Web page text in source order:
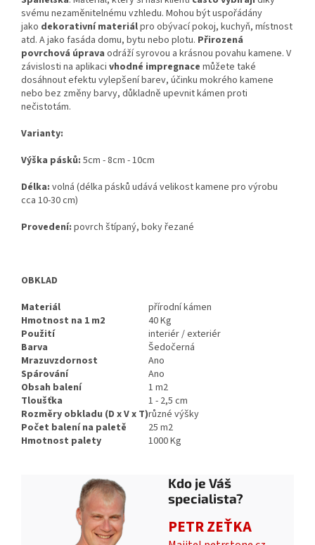
svému nezaměnitelnému vzhledu. Mohou být uspořádány
jako dekorativní materiálpro obývací pokoj, kuchyň, místnost
atd. A jako fasáda domu, bytu nebo plotu. Přirozená
povrchová úprava odráží syrovou a krásnou povahu kamene. V
závislosti na aplikaci vhodné impregnace můžete také
dosáhnout efektu vylepšení barev, účinku mokrého kamene
nebo bez změny barvy, důkladně upevnit kámen proti
nečistotám.
Varianty:
Výška pásků: 5cm - 8cm - 10cm
Délka: volná (délka pásků udává velikost kamene pro výrobu
cca 10-30 cm)
Provedení: povrch štípaný, boky řezané
OBKLAD
Materiál
přírodní kámen
Hmotnost na 1 m2
40 Kg
Použití
interiér / exteriér
Barva
Šedočerná
Mrazuvzdornost
Ano
Spárování
Ano
Obsah balení
1 m2
Tloušťka
1 - 2,5 cm
Rozměry obkladu (D x V x T)různé výšky
Počet balení na paletě
25 m2
Hmotnost palety
1000 Kg
Kdo je Váš
specialista?
PETR ZEŤKA